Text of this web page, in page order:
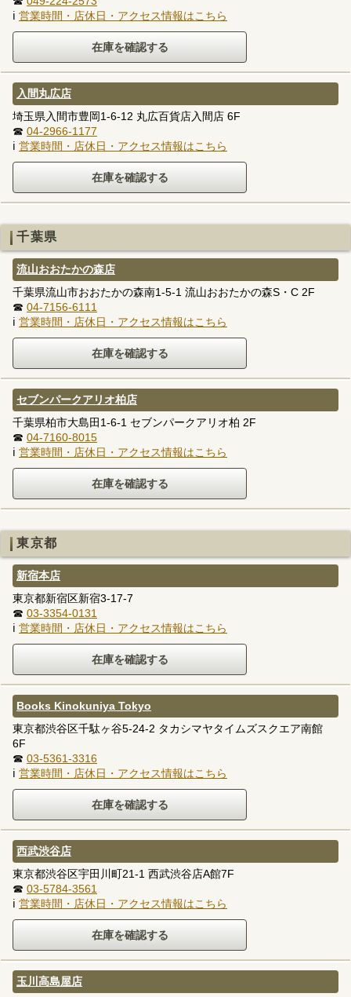
ℹ 営業時間・店休日・アクセス情報はこちら
入間丸広店
埼玉県入間市豊岡1-6-12 丸広百貨店入間店 6F
☎ 04-2966-1177
ℹ 営業時間・店休日・アクセス情報はこちら
千葉県
流山おおたかの森店
千葉県流山市おおたかの森南1-5-1 流山おおたかの森S・C 2F
☎ 04-7156-6111
ℹ 営業時間・店休日・アクセス情報はこちら
セブンパークアリオ柏店
千葉県柏市大島田1-6-1 セブンパークアリオ柏 2F
☎ 04-7160-8015
ℹ 営業時間・店休日・アクセス情報はこちら
東京都
新宿本店
東京都新宿区新宿3-17-7
☎ 03-3354-0131
ℹ 営業時間・店休日・アクセス情報はこちら
Books Kinokuniya Tokyo
東京都渋谷区千駄ヶ谷5-24-2 タカシマヤタイムズスクエア南館
6F
☎ 03-5361-3316
ℹ 営業時間・店休日・アクセス情報はこちら
西武渋谷店
東京都渋谷区宇田川町21-1 西武渋谷店A館7F
☎ 03-5784-3561
ℹ 営業時間・店休日・アクセス情報はこちら
玉川高島屋店